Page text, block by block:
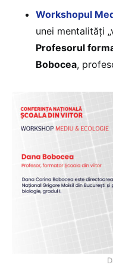
Workshopul
unei mentalități
Profesorul
Bobocea,